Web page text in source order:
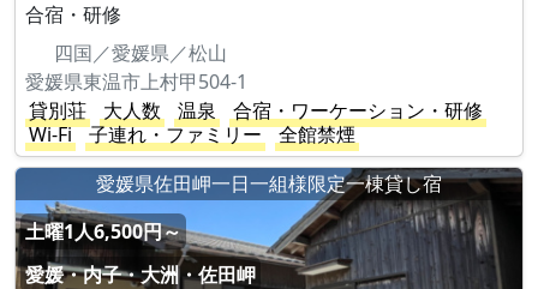
合宿・研修
四国／愛媛県／松山
愛媛県東温市上村甲504-1
貸別荘
大人数 温泉
合宿・ワーケーション・研修
Wi-Fi
子連れ・ファミリー
全館禁煙
愛媛県佐田岬一日一組様限定一棟貸し宿
土曜1人6,500円～
愛媛・内子・大洲・佐田岬